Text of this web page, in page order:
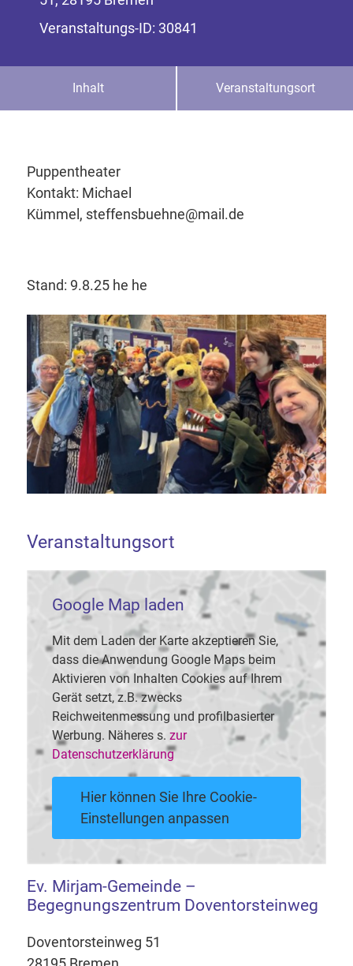
Veranstaltungs-ID: 30841
Inhalt Veranstaltungsort
Puppentheater
Kontakt: Michael
Kümmel, steffensbuehne@mail.de
Stand: 9.8.25 he he
Veranstaltungsort
Google Map laden
Mit dem Laden der Karte akzeptieren Sie,
dass die Anwendung Google Maps beim
Aktivieren von Inhalten Cookies auf Ihrem
Gerät setzt, z.B. zwecks
Reichweitenmessung und profilbasierter
Werbung. Näheres s. zur
Datenschutzerklärung
Hier können Sie Ihre Cookie-
Einstellungen anpassen
Ev. Mirjam-Gemeinde –
Begegnungszentrum Doventorsteinweg
Doventorsteinweg 51